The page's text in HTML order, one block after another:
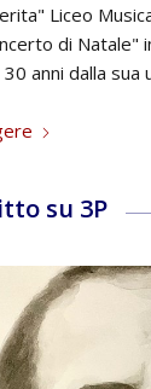
Liceo
di Natale"
anni dalla sua
su 3P